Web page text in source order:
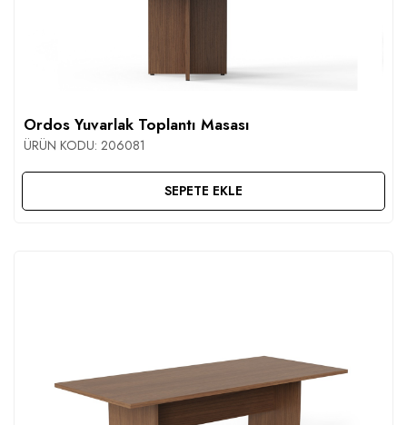
Ordos Yuvarlak Toplantı Masası
ÜRÜN KODU: 206081
SEPETE EKLE